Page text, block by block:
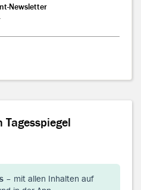
Newsletter
Tagesspiegel
– mit allen Inhalten auf